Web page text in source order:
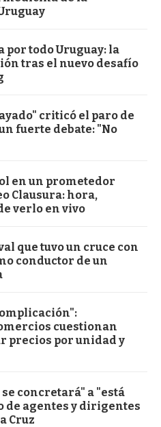
por todo Uruguay: la
tras el nuevo desafío
criticó el paro de
fuerte debate: "No
en un prometedor
Clausura: hora,
verlo en vivo
que tuvo un cruce con
conductor de un
cuestionan
precios por unidad y
concretará" a "está
agentes y dirigentes
Cruz